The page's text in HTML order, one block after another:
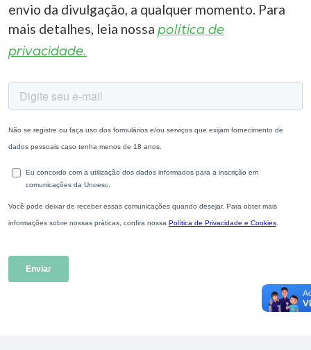
envio da divulgação, a qualquer momento. Para
mais detalhes, leia nossa política de
privacidade.